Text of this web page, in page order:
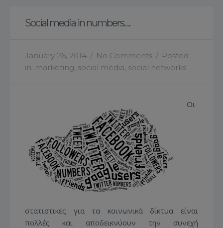
Social media in numbers….
January 26, 2014 / No Comments / Posted
in: marketing, social media, social networks
Οι
στατιστικές για τα κοινωνικά δίκτυα είναι
πολλές και αποδεικνύουν την συνεχή